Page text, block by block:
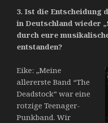
3.Ist die Entscheidung
in Deutschland wieder
durch eure
entstanden?
Eike: „Meine
allererste Band “The
Deadstock” war eine
rotzige Teenager-
Punkband. Wir